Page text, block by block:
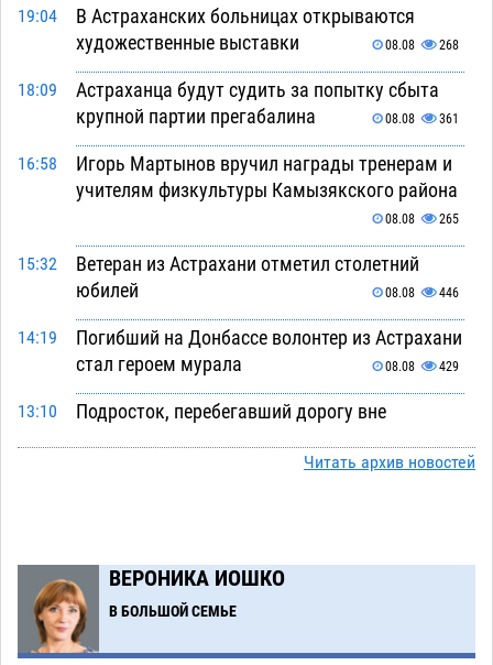
19:04
В Астраханских больницах открываются
художественные выставки
08.08 268
18:09
Астраханца будут судить за попытку сбыта
крупной партии прегабалина
08.08 361
16:58
Игорь Мартынов вручил награды тренерам и
учителям физкультуры Камызякского района
08.08 265
15:32
Ветеран из Астрахани отметил столетний
юбилей
08.08 446
14:19
Погибший на Донбассе волонтер из Астрахани
стал героем мурала
08.08 429
13:10
Подросток, перебегавший дорогу вне
08.08 567
08.08 369
10:51
Фаворитская ноша: астраханские
гандболисты крупно проиграли пермякам
Читать архив новостей
ВЕРОНИКА ИОШКО
В БОЛЬШОЙ СЕМЬЕ